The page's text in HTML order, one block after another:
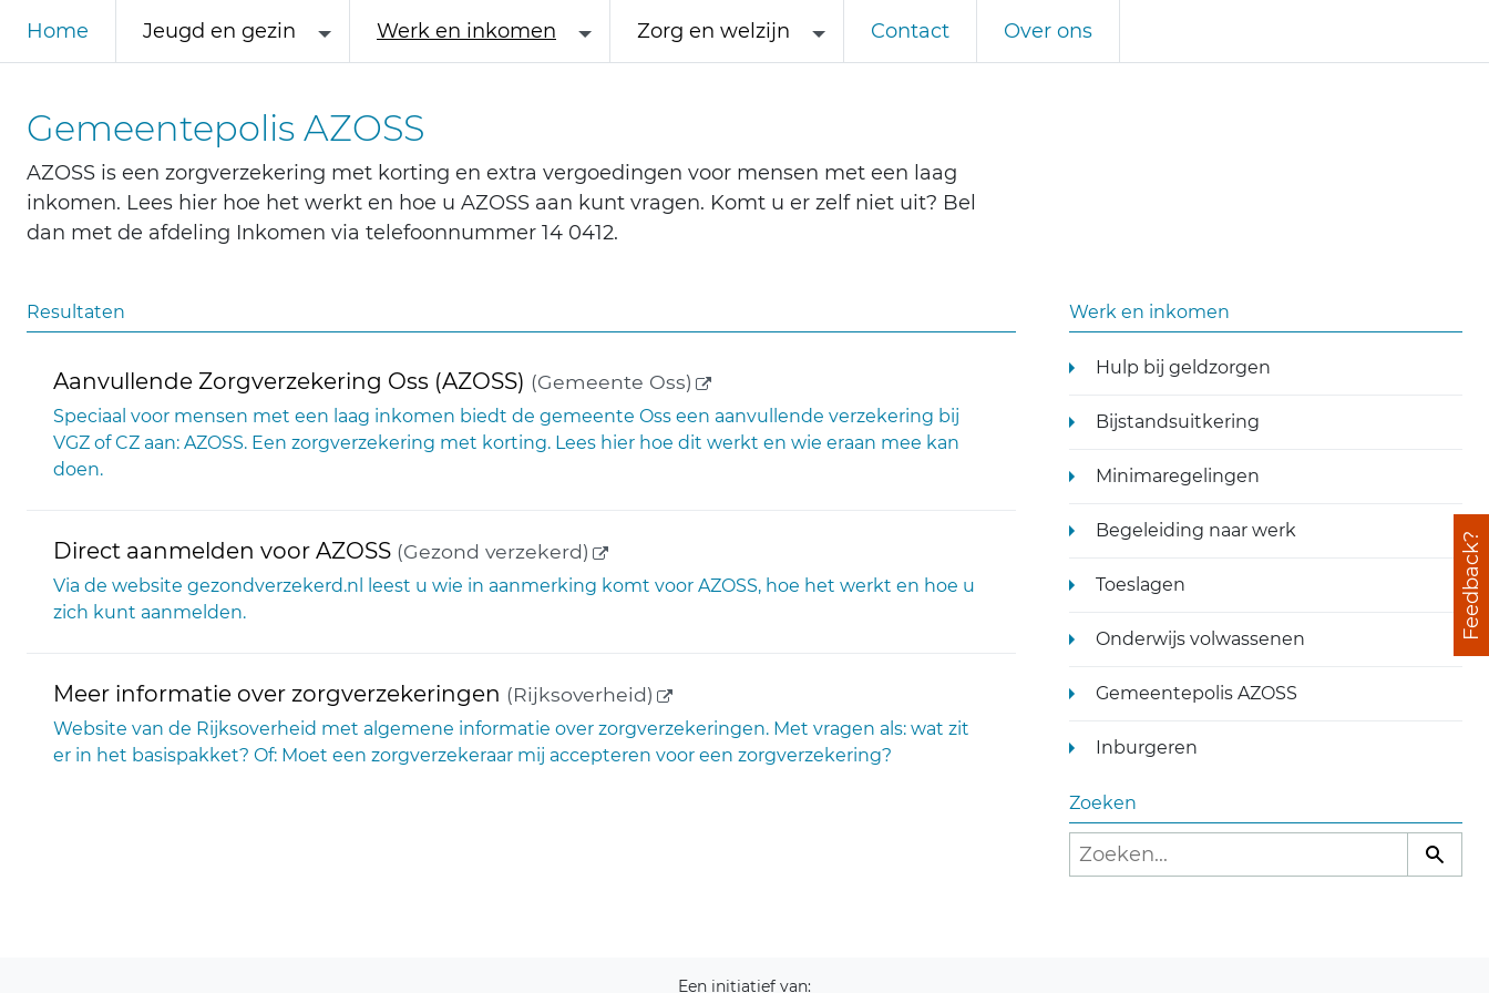
Home Jeugd en gezin Werk en inkomen Zorg en welzijn Contact Over ons
Gemeentepolis AZOSS
AZOSS is een zorgverzekering met korting en extra vergoedingen voor mensen met een laag
inkomen. Lees hier hoe het werkt en hoe u AZOSS aan kunt vragen. Komt u er zelf niet uit? Bel
dan met de afdeling Inkomen via telefoonnummer 14 0412.
Resultaten
Aanvullende Zorgverzekering Oss (AZOSS) (Gemeente Oss) (externe link)
Speciaal voor mensen met een laag inkomen biedt de gemeente Oss een aanvullende verzekering bij
VGZ of CZ aan: AZOSS. Een zorgverzekering met korting. Lees hier hoe dit werkt en wie eraan mee kan
doen.
Direct aanmelden voor AZOSS (Gezond verzekerd) (externe link)
Via de website gezondverzekerd.nl leest u wie in aanmerking komt voor AZOSS, hoe het werkt en hoe u
zich kunt aanmelden.
Meer informatie over zorgverzekeringen (Rijksoverheid) (externe link)
Website van de Rijksoverheid met algemene informatie over zorgverzekeringen. Met vragen als: wat zit
er in het basispakket? Of: Moet een zorgverzekeraar mij accepteren voor een zorgverzekering?
Werk en inkomen
Hulp bij geldzorgen
Bijstandsuitkering
Minimaregelingen
Begeleiding naar werk
Toeslagen
Onderwijs volwassenen
Gemeentepolis AZOSS
Inburgeren
Zoeken
Feedback?
Een initiatief van: